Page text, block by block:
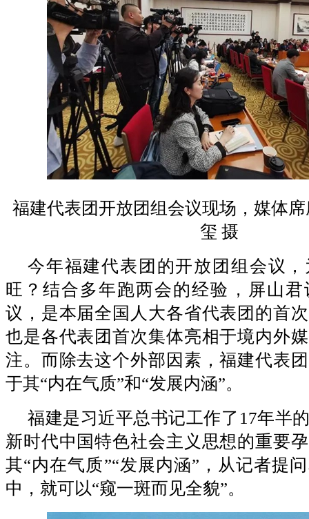
福建代表团开放团组会议现场，媒体
玺 摄
今年福建代表团的开放团组会议
旺？结合多年跑两会的经验，屏山
议，是本届全国人大各省代表团的首
也是各代表团首次集体亮相于境内外
注。而除去这个外部因素，福建代表
于其“内在气质”和“发展内涵”。
福建是习近平总书记工作了17年半
新时代中国特色社会主义思想的重要
其“内在气质”“发展内涵”，从记者提
中，就可以“窥一斑而见全貌”。